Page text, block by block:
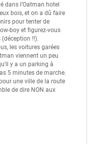
dans l’Oatman hotel
bois, et on a dû faire
pour tenter de
boy et figurez-vous
(déception !!).
les voitures garées
viennent un peu
y a un parking à
5 minutes de marche.
une ville de la route
de dire NON aux